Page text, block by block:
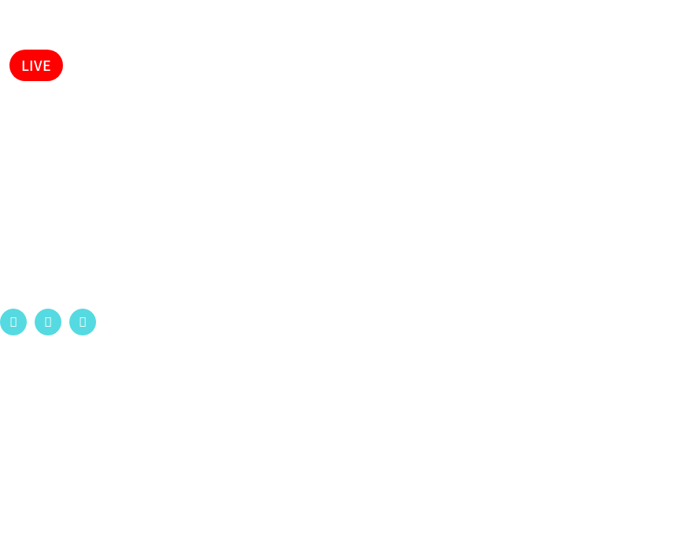
LIVE